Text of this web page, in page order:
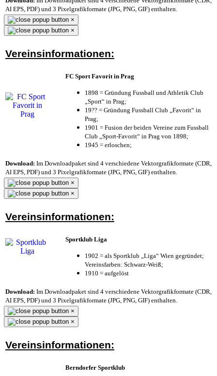
AI EPS, PDF) und 3 Pixelgrafikformate (JPG, PNG, GIF) enthalten.
×
×
Vereinsinformationen:
FC Sport Favorit in Prag
1898 = Gründung Fussball und Athletik Club
„Sport“ in Prag;
19?? = Gründung Fussball Club „Favorit“ in
Prag;
1901 = Fusion der beiden Vereine zum Fussball
Club „Sport-Favorit“ in Prag von 1898;
1945 = erloschen;
Download: Im Downloadpaket sind 4 verschiedene Vektorgrafikformate (CDR,
AI EPS, PDF) und 3 Pixelgrafikformate (JPG, PNG, GIF) enthalten.
×
×
Vereinsinformationen:
Sportklub Liga
1902 = als Sportklub „Liga“ Wien gegründet;
Vereinsfarben: Schwarz-Weiß;
1910 = aufgelöst
Download: Im Downloadpaket sind 4 verschiedene Vektorgrafikformate (CDR,
AI EPS, PDF) und 3 Pixelgrafikformate (JPG, PNG, GIF) enthalten.
×
×
Vereinsinformationen:
Berndorfer Sportklub